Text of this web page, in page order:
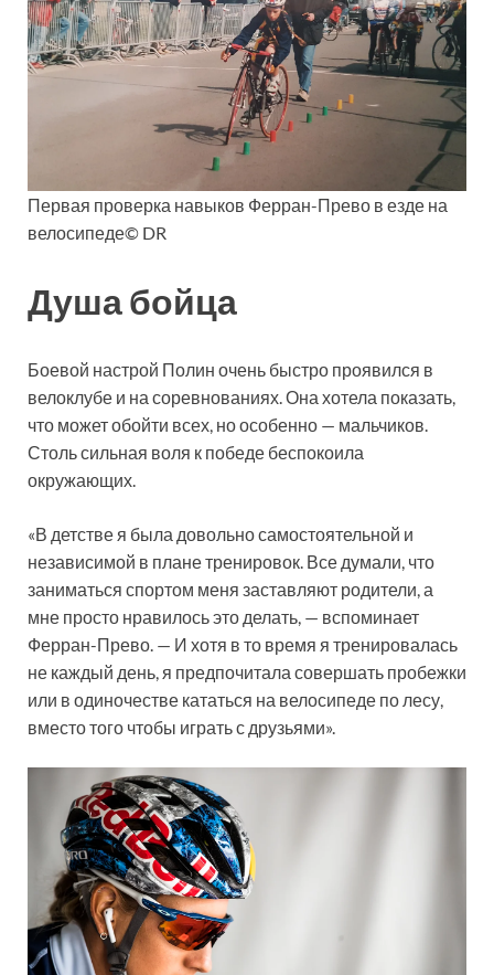
Первая проверка навыков Ферран-Прево в езде на
велосипеде© DR
Душа бойца
Боевой настрой Полин очень быстро проявился в
велоклубе и на соревнованиях. Она хотела показать,
что может обойти всех, но особенно — мальчиков.
Столь сильная воля к победе беспокоила
окружающих.
«В детстве я была довольно самостоятельной и
независимой в плане тренировок. Все думали, что
заниматься спортом меня заставляют родители, а
мне просто нравилось это делать, — вспоминает
Ферран-Прево. — И хотя в то время я тренировалась
не каждый день, я предпочитала совершать пробежки
или в одиночестве кататься на велосипеде по лесу,
вместо того чтобы играть с друзьями».